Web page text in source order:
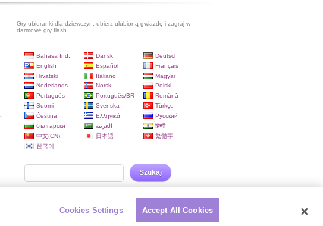
Gry ubieranki dla dziewczyn, ubierz ulubioną gwiazdę i zagraj w
darmowe gry flash.
Bahasa Ind. Dansk
Deutsch
English
Español
Français
Hrvatski
Italiano
Magyar
Nederlands
Norsk
Polski
Português
Português/BR
Română
Suomi
Svenska
Türkçe
Čeština
Ελληνικά
Русский
български
العربية
हिन्दी
中文(CN)
日本語
繁體字
한국어
Szukaj
Cookies Settings Accept All Cookies